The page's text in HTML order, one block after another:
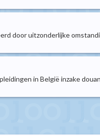
door uitzonderlijke
in België inzake